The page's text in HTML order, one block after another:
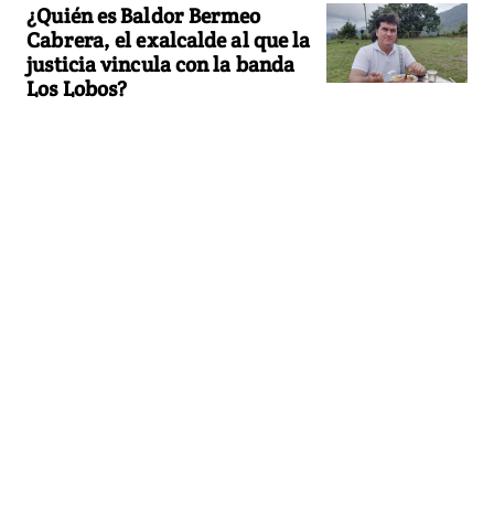
¿Quién es Baldor Bermeo
Cabrera, el exalcalde al que la
justicia vincula con la banda
Los Lobos?